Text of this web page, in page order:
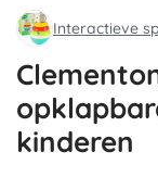
Interactieve
kinderen